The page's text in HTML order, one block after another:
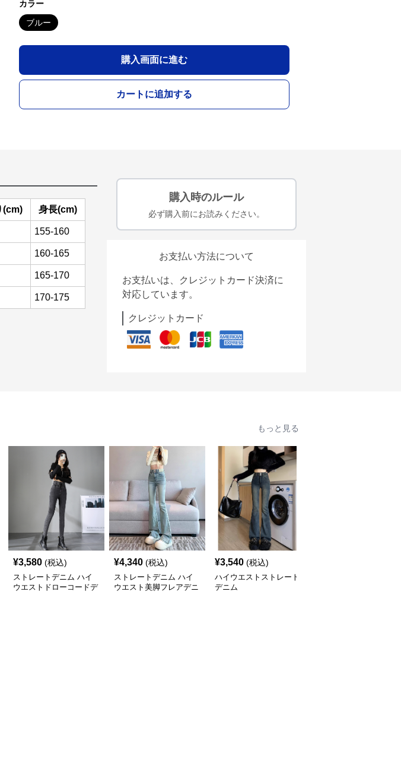
カラー
ブルー
購入画面に進む
カートに追加する
(cm) 身長(cm)
155-160
160-165
165-170
170-175
購入時のルール
必ず購入前にお読みください。
お支払い方法について
お支払いは、クレジットカード決済に
対応しています。
クレジットカード
もっと見る
¥3,580 (税込)
ストレートデニム ハイ
ウエストドローコードデ
¥4,340 (税込)
ストレートデニム ハイ
ウエスト美脚フレアデニ
¥3,540 (税込)
ハイウエストストレート
デニム